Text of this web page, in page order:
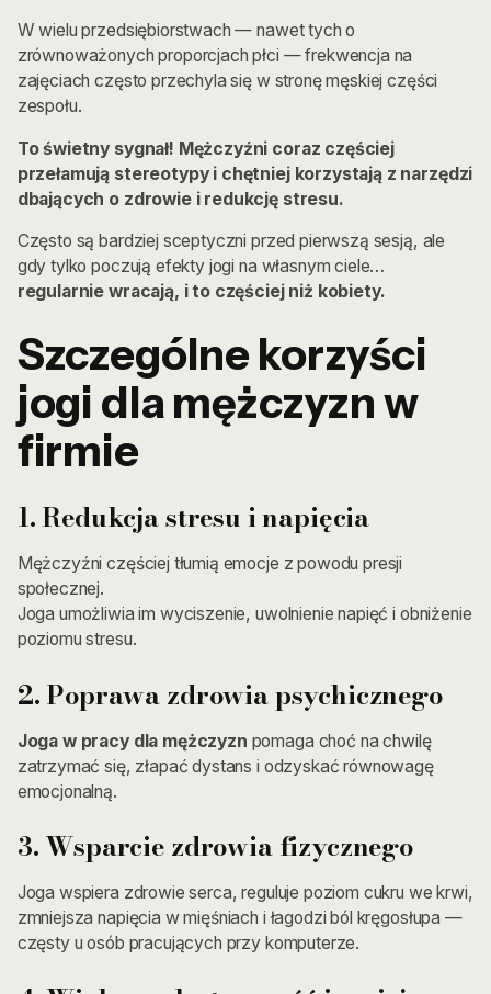
W wielu przedsiębiorstwach — nawet tych o
zrównoważonych proporcjach płci — frekwencja na
zajęciach często przechyla się w stronę męskiej części
zespołu.
To świetny sygnał! Mężczyźni coraz częściej
przełamują stereotypy i chętniej korzystają z narzędzi
dbających o zdrowie i redukcję stresu.
Często są bardziej sceptyczni przed pierwszą sesją, ale
gdy tylko poczują efekty jogi na własnym ciele…
regularnie wracają, i to częściej niż kobiety.
Szczególne korzyści
jogi dla mężczyzn w
firmie
1. Redukcja stresu i napięcia
Mężczyźni częściej tłumią emocje z powodu presji
społecznej.
Joga umożliwia im wyciszenie, uwolnienie napięć i obniżenie
poziomu stresu.
2. Poprawa zdrowia psychicznego
Joga w pracy dla mężczyzn pomaga choć na chwilę
zatrzymać się, złapać dystans i odzyskać równowagę
emocjonalną.
3. Wsparcie zdrowia fizycznego
Joga wspiera zdrowie serca, reguluje poziom cukru we krwi,
zmniejsza napięcia w mięśniach i łagodzi ból kręgosłupa —
częsty u osób pracujących przy komputerze.